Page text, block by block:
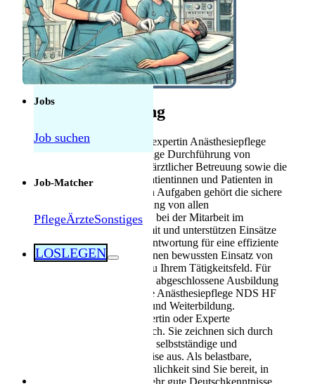
Herausforderungen als Pflegekraft in der
Schweiz: Was tatsächlich manchmal schwierig
Als Pflegekraft in die Schweiz: Leben, Kultur
und Alltag (2026)
Mebeko Anerkennung
für ÄrzteDiplom-
Anerkennung für
Fachkräfte
Jobs
Job suchen
Job-Matcher
PflegeÄrzteSonstiges
LOSLEGEN
Stellenbeschreibung
Als Pflegeexperte oder Pflegeexpertin Anästhesiepflege
übernehmen Sie die selbständige Durchführung von
allgemein Anästhesien in fachärztlicher Betreuung sowie die
umfassende Betreuung von Patientinnen und Patienten in
Regionalanästhesien. Zu Ihren Aufgaben gehört die sichere
Vorbereitung und Nachbereitung von allen
Anästhesieformen. Sie wirken bei der Mitarbeit im
hausinternen Schmerzdienst mit und unterstützen Einsätze
im Schockraum. Eine Mitverantwortung für eine effiziente
Gestaltung der Abläufe und einen bewussten Einsatz von
Ressourcen gehört ebenfalls zu Ihrem Tätigkeitsfeld. Für
diese Rolle benötigen Sie eine abgeschlossene Ausbildung
als dipl. Expertin oder Experte Anästhesiepflege NDS HF
oder eine gleichwertige Aus- und Weiterbildung.
Berufserfahrung als dipl. Expertin oder Experte
Anästhesiepflege ist erforderlich. Sie zeichnen sich durch
eine verantwortungsbewusste, selbstständige und
patientenorientierte Arbeitsweise aus. Als belastbare,
teamfähige und flexible Persönlichkeit sind Sie bereit, in
allen Schichten zu arbeiten. Sehr gute Deutschkenntnisse